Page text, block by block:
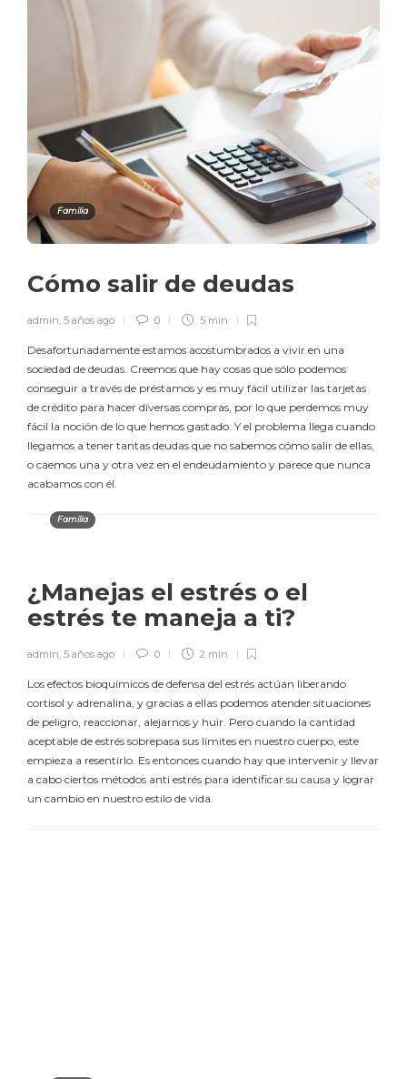
Familia
Cómo salir de deudas
admin, 5 años ago 0 5 min
Desafortunadamente estamos acostumbrados a vivir en una
sociedad de deudas. Creemos que hay cosas que sólo podemos
conseguir a través de préstamos y es muy fácil utilizar las tarjetas
de crédito para hacer diversas compras, por lo que perdemos muy
fácil la noción de lo que hemos gastado. Y el problema llega cuando
llegamos a tener tantas deudas que no sabemos cómo salir de ellas,
o caemos una y otra vez en el endeudamiento y parece que nunca
acabamos con él.
Familia
¿Manejas el estrés o el
estrés te maneja a ti?
admin, 5 años ago 0 2 min
Los efectos bioquímicos de defensa del estrés actúan liberando
cortisol y adrenalina, y gracias a ellas podemos atender situaciones
de peligro, reaccionar, alejarnos y huir. Pero cuando la cantidad
aceptable de estrés sobrepasa sus límites en nuestro cuerpo, este
empieza a resentirlo. Es entonces cuando hay que intervenir y llevar
a cabo ciertos métodos anti estrés para identificar su causa y lograr
un cambio en nuestro estilo de vida.